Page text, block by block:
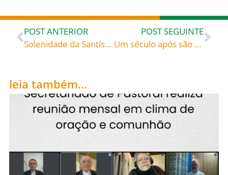
POST ANTERIOR
Solenidade da Santíssima Trindade – Comentário às leituras bíblicas por Pe. Osmar Debatin, da Diocese de Rio do Sul
POST SEGUINTE
Um século após são Patrício ter convertido os irlandeses ao catolicismo, a atuação de Agostinho foi tão importante para a Inglaterra que modificou as estruturas da região da mesma forma que seu antecessor o fizera: Santo Agostinho da Cantuária (+604),celebrado hoje, 27, roga por todos nós!
leia também...